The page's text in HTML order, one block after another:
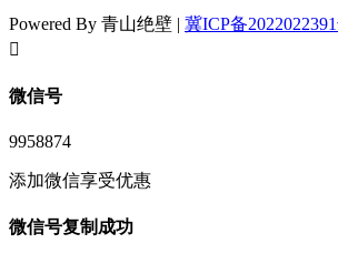
Powered By 青山绝壁 | 冀ICP备
󦘖
微信号
9958874
添加微信享受优惠
微信号复制成功